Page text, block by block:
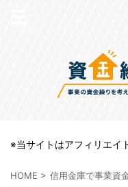
※当サイトはアフィリエイ
HOME > 信用金庫で事業資